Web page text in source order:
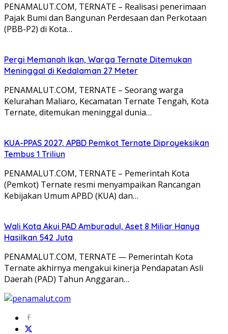
PENAMALUT.COM, TERNATE – Realisasi penerimaan
Pajak Bumi dan Bangunan Perdesaan dan Perkotaan
(PBB-P2) di Kota…
Pergi Memanah Ikan, Warga Ternate Ditemukan
Meninggal di Kedalaman 27 Meter
PENAMALUT.COM, TERNATE – Seorang warga
Kelurahan Maliaro, Kecamatan Ternate Tengah, Kota
Ternate, ditemukan meninggal dunia…
KUA-PPAS 2027, APBD Pemkot Ternate Diproyeksikan
Tembus 1 Triliun
PENAMALUT.COM, TERNATE – Pemerintah Kota
(Pemkot) Ternate resmi menyampaikan Rancangan
Kebijakan Umum APBD (KUA) dan…
Wali Kota Akui PAD Amburadul, Aset 8 Miliar Hanya
Hasilkan 542 Juta
PENAMALUT.COM, TERNATE — Pemerintah Kota
Ternate akhirnya mengakui kinerja Pendapatan Asli
Daerah (PAD) Tahun Anggaran…